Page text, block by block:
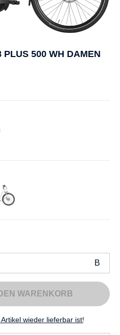
PLUS 500 WH DAMEN
WARENKORB
wieder lieferbar ist!